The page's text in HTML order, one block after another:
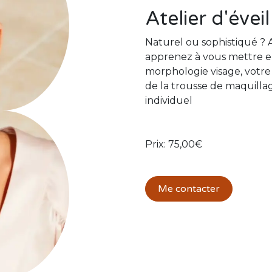
Atelier
Naturel ou sophistiqué ?
apprenez à vous mettre
morphologie visage,
de la trousse de
individuel
Prix: 75,00€
Me contacter